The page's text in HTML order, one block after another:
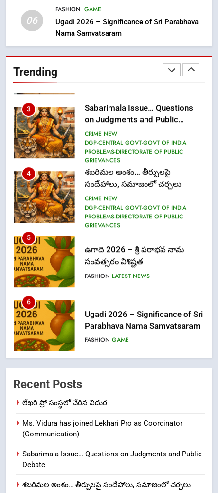
06
FASHION GAME
Ugadi 2026 – Significance of Sri Parabhava
Nama Samvatsaram
Trending
FASHION
3
on Judgments and Public
Debate
CRIME NEW
DGP-CENTRAL GOVT-GOVT OF INDIA
PROBLEMS-DIRECTORATE OF PUBLIC
GRIEVANCES
4
శబరిమల అంశం… తీర్పులపై
సందేహాలు, సమాజంలో చర్చలు
DGP-CENTRAL GOVT-GOVT OF INDIA
PROBLEMS-DIRECTORATE OF PUBLIC
GRIEVANCES
5
సంవత్సరం విశిష్టత
FASHION LATEST NEWS
6
Parabhava Nama Samvatsaram
7
తిరుమల లడ్డూ నెయ్యి కల్తీ: పవిత్ర
8
1
Recent Posts
లేఖరి ప్రో సంస్థలో చేరిన విదుర
Ms. Vidura has joined Lekhari Pro as Coordinator
(Communication)
Sabarimala Issue… Questions on Judgments and Public
Debate
శబరిమల అంశం… తీర్పులపై సందేహాలు, సమాజంలో చర్చలు